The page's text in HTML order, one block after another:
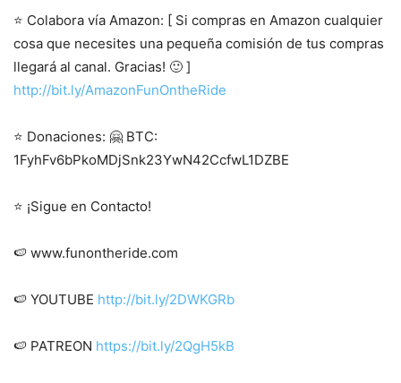
⭐ Colabora vía Amazon: [ Si compras en Amazon cualquier
cosa que necesites una pequeña comisión de tus compras
llegará al canal. Gracias! 🙂 ]
http://bit.ly/AmazonFunOntheRide
⭐ Donaciones: 🤗 BTC:
1FyhFv6bPkoMDjSnk23YwN42CcfwL1DZBE
⭐ ¡Sigue en Contacto!
🍉 www.funontheride.com
🍉 YOUTUBE http://bit.ly/2DWKGRb
🍉 PATREON https://bit.ly/2QgH5kB